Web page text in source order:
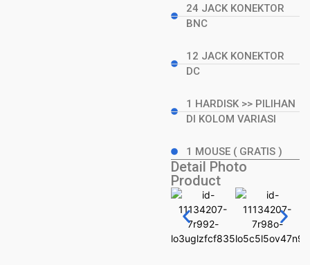
24 JACK KONEKTOR
BNC
12 JACK KONEKTOR
DC
1 HARDISK >> PILIHAN
DI KOLOM VARIASI
1 MOUSE ( GRATIS )
Detail Photo
Product